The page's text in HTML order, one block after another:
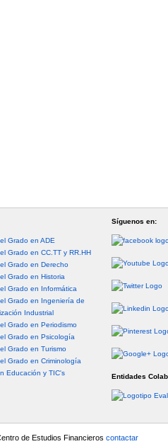
Grado en ADE
Grado en CC.TT y RR.HH
Grado en Derecho
Grado en Historia
Grado en Informática
Grado en Ingeniería de
Industrial
Grado en Periodismo
Grado en Psicología
Grado en Turismo
Grado en Criminología
Educación y TIC's
Síguenos en:
Entidades
de Estudios Financieros contactar